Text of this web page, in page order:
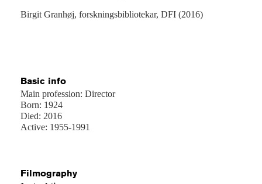
Birgit Granhøj, forskningsbibliotekar, DFI (2016)
Basic info
Main profession: Director
Born: 1924
Died: 2016
Active: 1955-1991
Filmography